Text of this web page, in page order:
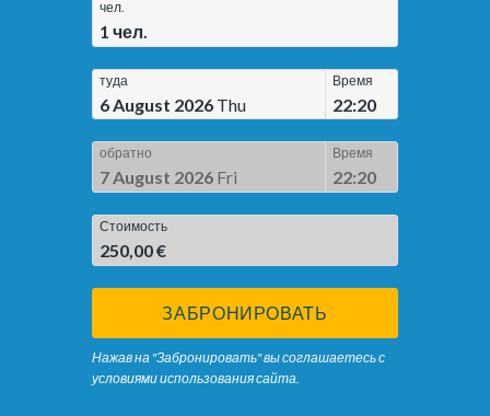
чел.
1 чел.
туда
6 August 2026 Thu
Время
22:20
обратно
7 August 2026 Fri
Время
22:20
Стоимость
250,00 €
ЗАБРОНИРОВАТЬ
Нажав на "Забронировать" вы соглашаетесь с
условиями использования сайта.